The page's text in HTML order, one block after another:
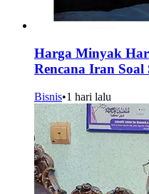
Harga Minyak
Rencana Iran Soal
Bisnis•1 hari lalu